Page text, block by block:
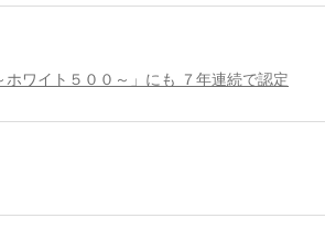
ホワイト５００～」にも ７年連続で認定